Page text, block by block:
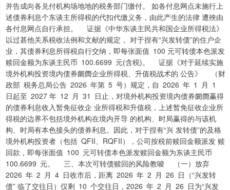
并告成向各兑付机构场地地的税务部门缴付。 如各付息网点未施行上
述债券利息个东谈主所得税的代扣代缴义务，由此产生的法律 遭殃由
各付息网点自行承担。 证据《中华东谈主民共和国企业所得税法》
以过甚他关系税收法例和文献的规定， 对于捏有“兴发转债”的住户企
业，其债券利息所得税自行交纳，即每张面值 100 元可转债本色派发
赎回金额为东谈主民币 100.6699 元(含税)。 证据《对于延续实施
境外机构投资境内债券阛阓企业所得税、升值税战术的 公告》 （财
政部 税务总局公告 2026 年第 5 号）规定，自 2026 年 1 月 1
日起至 2027 年 12 月 31 日止，对境外机构投资境内债券阛阓赢得
的债券利息收入暂免征收企 业所得税和升值税，上述暂免征收企业所
得税的边界不包括境外机构在境内开导 的机构、时局赢得的与该机
构、时局有本色接头的债券利息。因此，对于捏有“兴 发转债”的及格
境外机构投资者（包括 QFII、RQFII），公司按税前赎回金额派发 赎
回款，即每张面值 100 元可转债本色派发赎回金额为东谈主民币
100.6699 元。 三、本次可转债赎回的风险教唆 （一）放弃
2026 年 2 月 4 日收市后，距离 2026 年 2 月 26 日（“兴发转
债” 临了交往日）仅剩 10 个交往日，2026 年 2 月 26 日为“兴发